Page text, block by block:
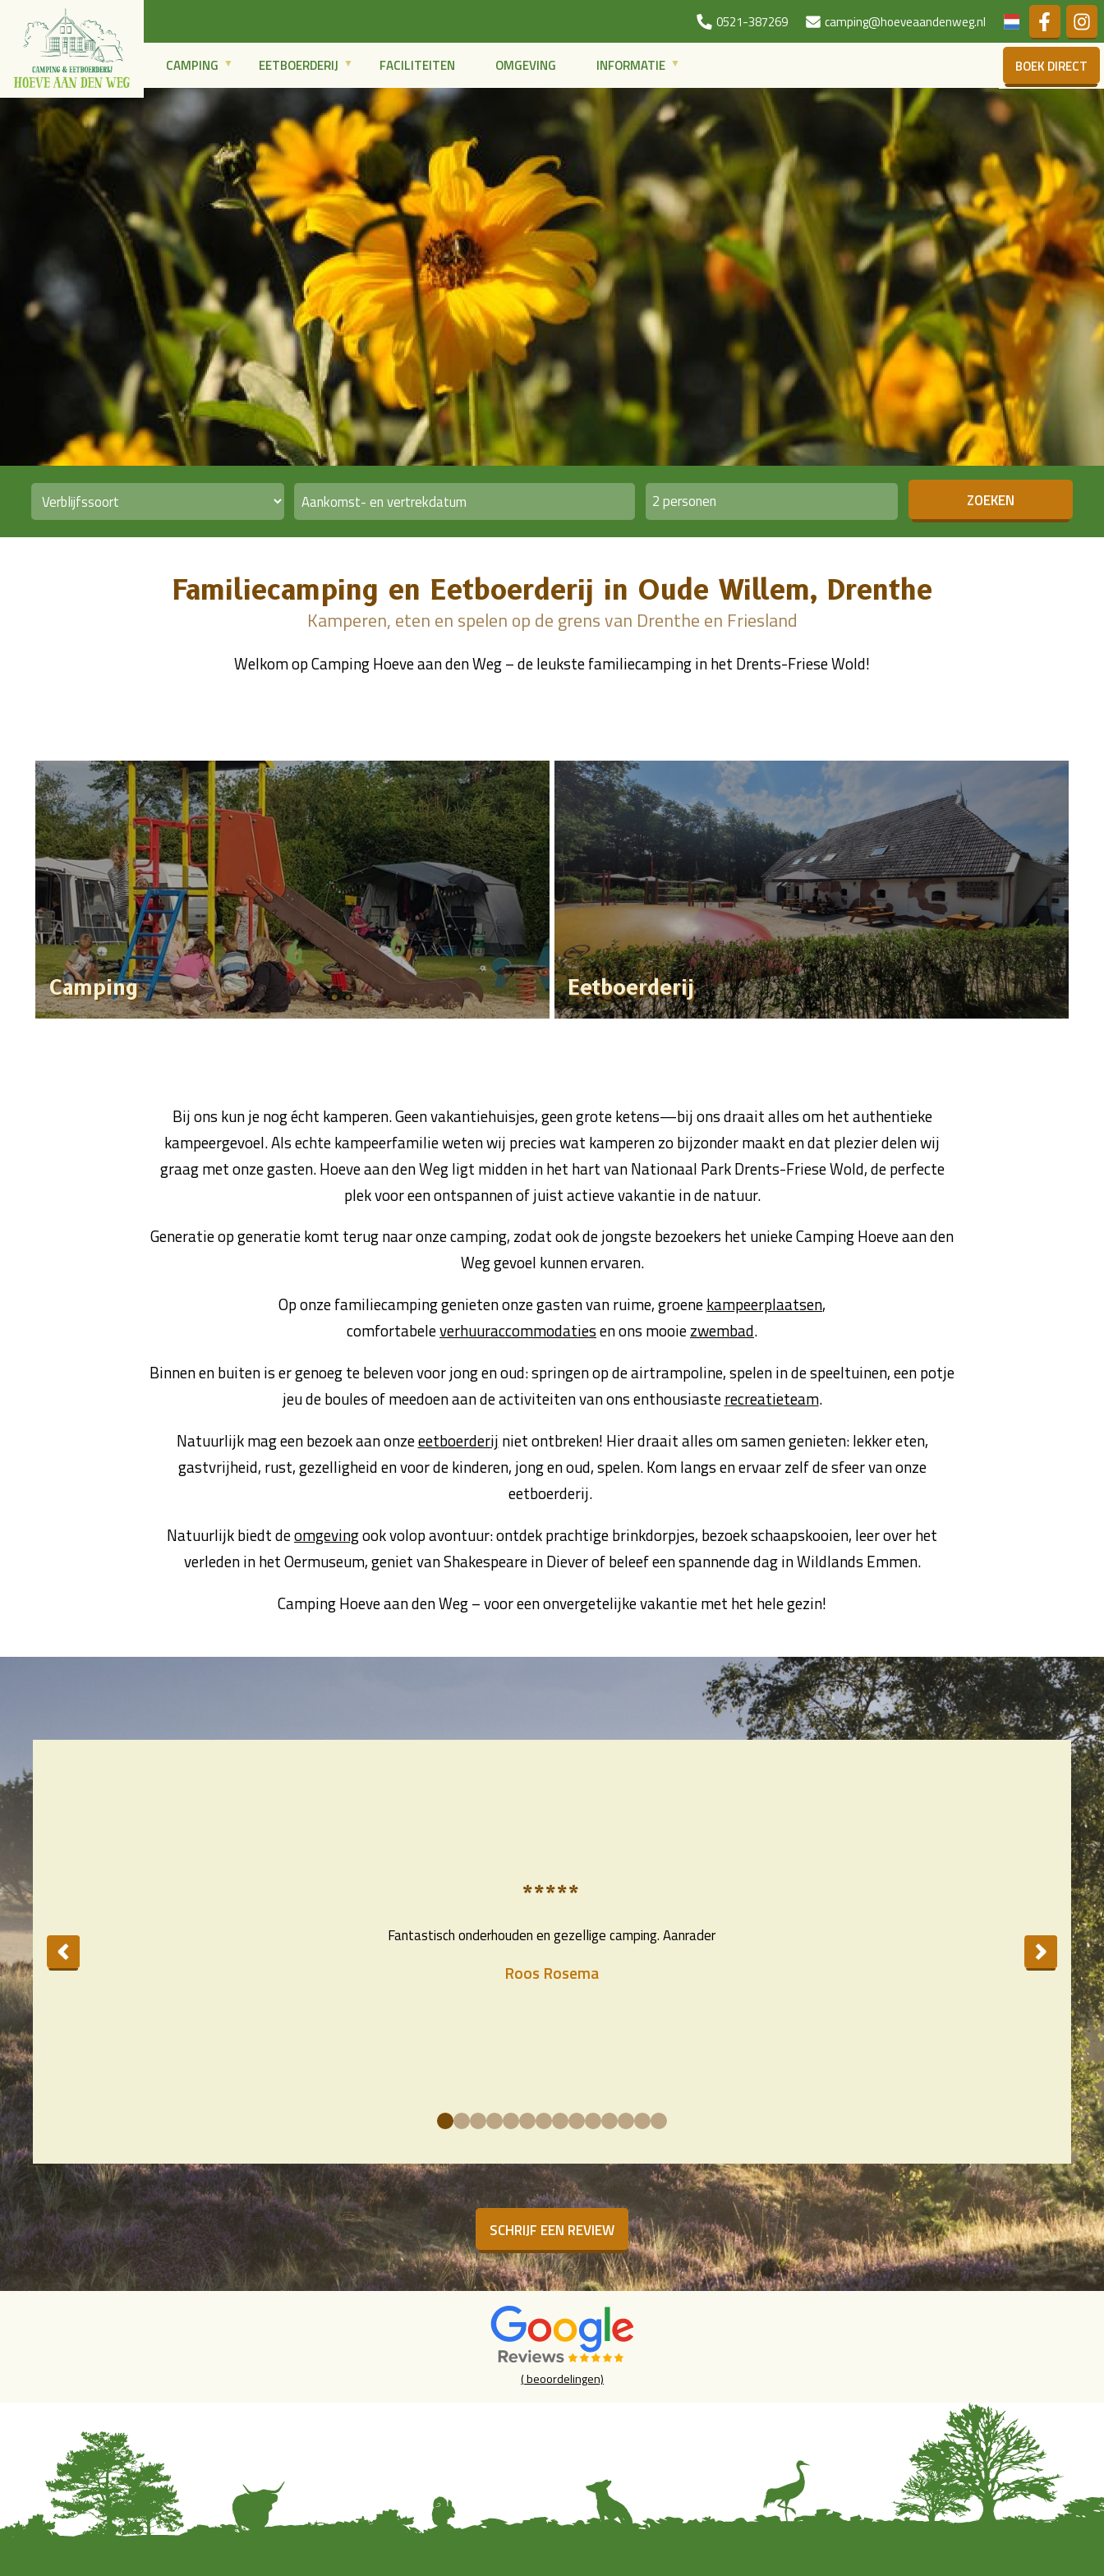
0521-387269 camping@hoeveaandenweg.nl Duits
CAMPING EETBOERDERIJ FACILITEITEN OMGEVING INFORMATIE BOEK DIRECT
2 personen ZOEKEN
Familiecamping en Eetboerderij in Oude Willem, Drenthe
Kamperen, eten en spelen op de grens van Drenthe en Friesland
Welkom op Camping Hoeve aan den Weg – de leukste familiecamping in het Drents-Friese Wold!
Camping Eetboerderij
Bij ons kun je nog écht kamperen. Geen vakantiehuisjes, geen grote ketens—bij ons draait alles om het authentieke
kampeergevoel. Als echte kampeerfamilie weten wij precies wat kamperen zo bijzonder maakt en dat plezier delen wij
graag met onze gasten. Hoeve aan den Weg ligt midden in het hart van Nationaal Park Drents-Friese Wold, de perfecte
plek voor een ontspannen of juist actieve vakantie in de natuur.
Generatie op generatie komt terug naar onze camping, zodat ook de jongste bezoekers het unieke Camping Hoeve aan den
Weg gevoel kunnen ervaren.
Op onze familiecamping genieten onze gasten van ruime, groenekampeerplaatsen,
comfortabeleverhuuraccommodatiesen ons mooiezwembad.
Binnen en buiten is er genoeg te beleven voor jong en oud: springen op de airtrampoline, spelen in de speeltuinen, een potje
jeu de boules of meedoen aan de activiteiten van ons enthousiasterecreatieteam.
Natuurlijk mag een bezoek aan onzeeetboerderij niet ontbreken! Hier draait alles om samen genieten: lekker eten,
gastvrijheid, rust, gezelligheid en voor de kinderen, jong en oud, spelen. Kom langs en ervaar zelf de sfeer van onze
eetboerderij.
Natuurlijk biedt deomgevingook volop avontuur: ontdek prachtige brinkdorpjes, bezoek schaapskooien, leer over het
verleden in het Oermuseum, geniet van Shakespeare in Diever of beleef een spannende dag in Wildlands Emmen.
Camping Hoeve aan den Weg – voor een onvergetelijke vakantie met het hele gezin!
*****
Fantastisch onderhouden en gezellige camping. Aanrader
Roos Rosema
SCHRIJF EEN REVIEW
(beoordelingen)